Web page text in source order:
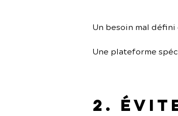
Un besoin mal
Une plateforme
2.